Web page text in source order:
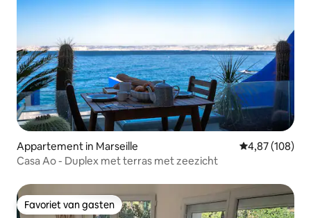
Appartement in Marseille Gemiddelde
4,87 (108)
Casa Ao - Duplex met terras met zeezicht
Favoriet van gasten
Favoriet van gasten